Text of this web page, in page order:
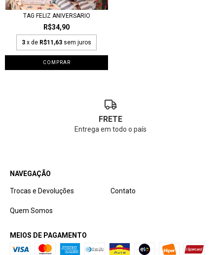
TAG FELIZ ANIVERSARIO
R$34,90
3 x de R$11,63 sem juros
FRETE
Entrega em todo o país
NAVEGAÇÃO
Trocas e Devoluções Contato
Quem Somos
MEIOS DE PAGAMENTO